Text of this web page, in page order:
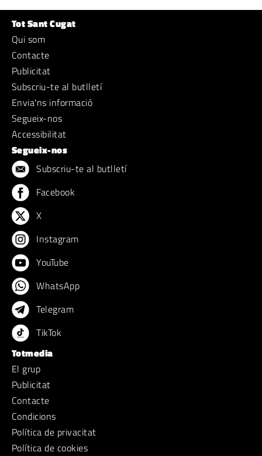
Tot Sant Cugat
Qui som
Contacte
Publicitat
Subscriu-te al butlletí
Envia'ns informació
Segueix-nos
Accessibilitat
Segueix-nos
Subscriu-te al butlletí
Facebook
X
Instagram
YouTube
WhatsApp
Telegram
TikTok
Totmedia
El grup
Publicitat
Contacte
Condicions
Política de privacitat
Política de cookies